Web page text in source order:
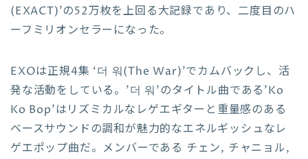
(EXACT)’の52万枚を上回る大記録であり、二度目のハ
ーフミリオンセラーになった。
EXOは正規4集 ‘더 워(The War)’でカムバックし、活
発な活動をしている。’더 워’のタイトル曲である’Ko
Ko Bop’はリズミカルなレゲエギターと重量感のある
ベースサウンドの調和が魅力的なエネルギッシュなレ
ゲエポップ曲だ。メンバーである チェン, チャニョル,